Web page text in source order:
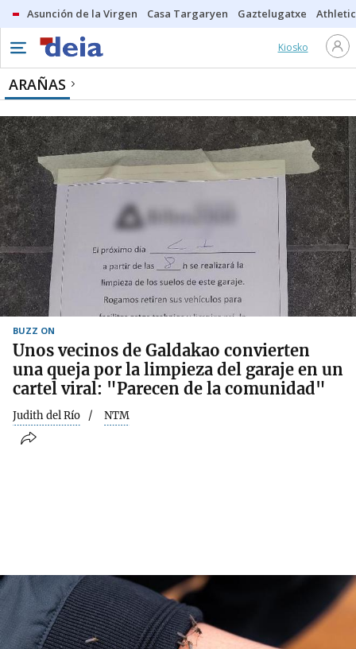
Asunción de la Virgen Casa Targaryen Gaztelugatxe Athletic
Kiosko
ARAÑAS
BUZZ ON
Unos vecinos de Galdakao convierten
una queja por la limpieza del garaje en un
cartel viral: "Parecen de la comunidad"
Judith del Río NTM